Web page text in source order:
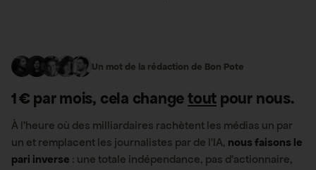
Un mot de la rédaction de Bon Pote
1 € par mois, cela changetout pour nous.
À l’heure où des milliardaires rachètent les médias un par
un et remplacent les journalistes par de l’IA, nous faisons le
pari inverse : une totale indépendance, pas d’actionnaire,